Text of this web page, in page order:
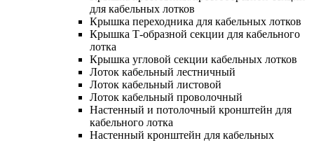
для кабельных лотков
Крышка переходника для кабельных лотков
Крышка Т-образной секции для кабельного
лотка
Крышка угловой секции кабельных лотков
Лоток кабельный лестничный
Лоток кабельный листовой
Лоток кабельный проволочный
Настенный и потолочный кронштейн для
кабельного лотка
Настенный кронштейн для кабельных